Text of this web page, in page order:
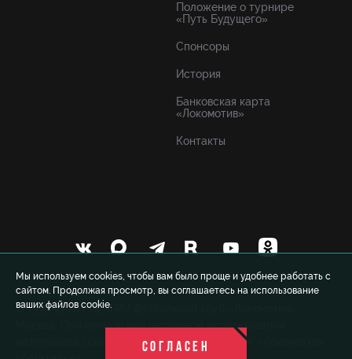
Мы используем cookies, чтобы вам было проще и удобнее работать с
сайтом. Продолжая просмотр, вы соглашаетесь на использование
ваших файлов cookie.
СОГЛАСЕН
Положение о турнире
«Путь Будущего»
Спонсоры
История
Банковская карта
«Локомотив»
Контакты
© 1999-2026 FCLM.RU Футбольный клуб «Локомотив»
Москва. При полном или частичном использовании
материалов ссылка на официальный сайт ФК «Локомотив»